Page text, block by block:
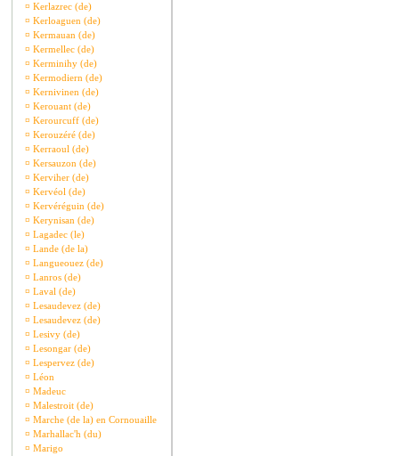
¤ Kerlazrec (de)
¤ Kerloaguen (de)
¤ Kermauan (de)
¤ Kermellec (de)
¤ Kerminihy (de)
¤ Kermodiern (de)
¤ Kernivinen (de)
¤ Kerouant (de)
¤ Kerourcuff (de)
¤ Kerouzéré (de)
¤ Kerraoul (de)
¤ Kersauzon (de)
¤ Kerviher (de)
¤ Kervéol (de)
¤ Kervéréguin (de)
¤ Kerynisan (de)
¤ Lagadec (le)
¤ Lande (de la)
¤ Langueouez (de)
¤ Lanros (de)
¤ Laval (de)
¤ Lesaudevez (de)
¤ Lesaudevez (de)
¤ Lesivy (de)
¤ Lesongar (de)
¤ Lespervez (de)
¤ Léon
¤ Madeuc
¤ Malestroit (de)
¤ Marche (de la) en Cornouaille
¤ Marhallac'h (du)
¤ Marigo